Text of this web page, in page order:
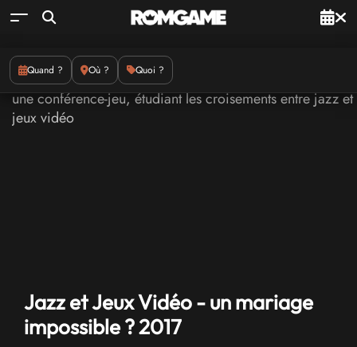
Quand ? Où ? Quoi ?
Jazz et Jeux Vidéo - un mariage
impossible ? 2017